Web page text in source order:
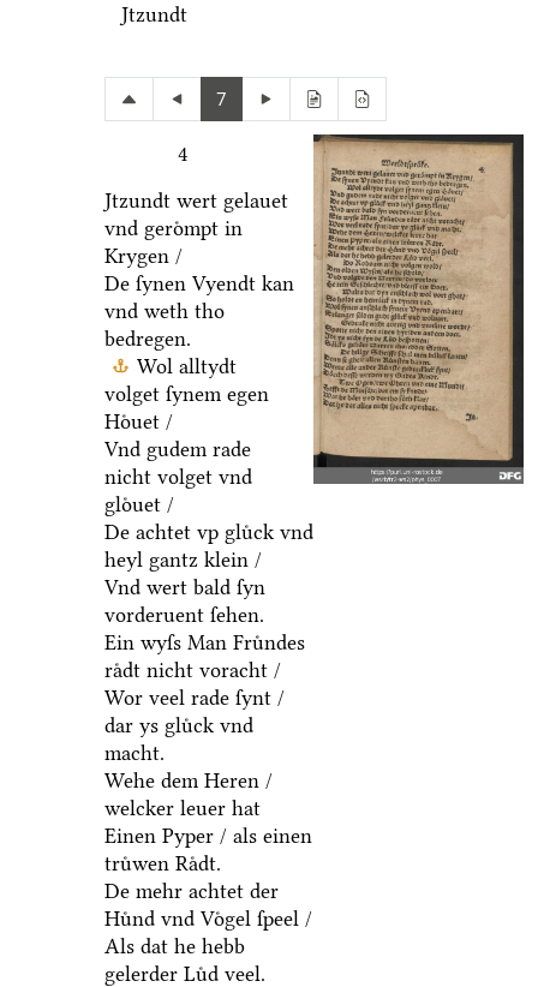
Jtzundt
7
4
Jtzundt wert gelauet
vnd geroͤmpt in
Krygen /
De ſynen Vyendt kan
vnd weth tho
bedregen.
Wol alltydt
volget ſynem egen
Hoͤuet /
Vnd gudem rade
nicht volget vnd
gloͤuet /
De achtet vp gluͤck vnd
heyl gantz klein /
Vnd wert bald ſyn
vorderuent ſehen.
Ein wyſs Man Fruͤndes
raͤdt nicht voracht /
Wor veel rade ſynt /
dar ys gluͤck vnd
macht.
Wehe dem Heren /
welcker leuer hat
Einen Pyper / als einen
truͤwen Raͤdt.
De mehr achtet der
Huͤnd vnd Voͤgel ſpeel /
Als dat he hebb
gelerder Luͤd veel.